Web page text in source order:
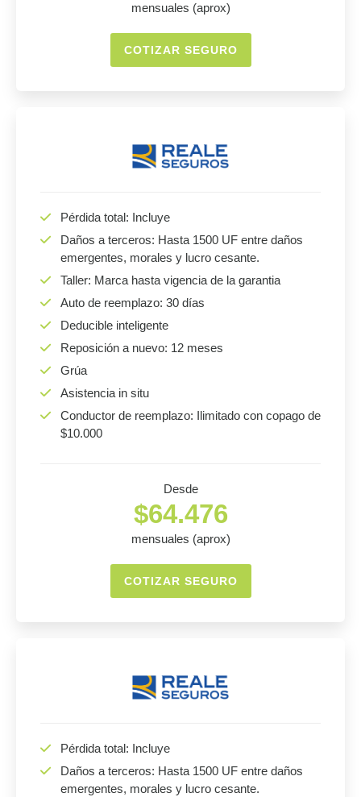
mensuales (aprox)
COTIZAR SEGURO
Pérdida total: Incluye
Daños a terceros: Hasta 1500 UF entre daños
emergentes, morales y lucro cesante.
Taller: Marca hasta vigencia de la garantia
Auto de reemplazo: 30 días
Deducible inteligente
Reposición a nuevo: 12 meses
Grúa
Asistencia in situ
Conductor de reemplazo: Ilimitado con copago de
$10.000
Desde
$64.476
mensuales (aprox)
COTIZAR SEGURO
Pérdida total: Incluye
Daños a terceros: Hasta 1500 UF entre daños
emergentes, morales y lucro cesante.